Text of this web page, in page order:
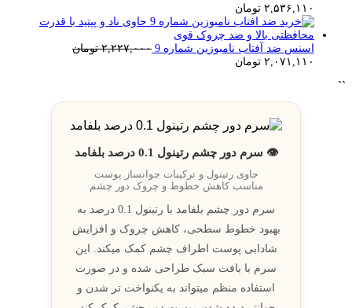
۲,۵۳۶,۱۱۰ تومان
اسنس ضد آفتاب نامبوزین شماره 9 ۲,۲۲۷,۰۰۰ تومان
۲,۰۷۱,۱۱۰ تومان
``
👁️ سرم دور چشم رتینول 0.1 درصد بلفامد
حاوی رتینول و ترکيبات جوانساز پوست
مناسب کاهش خطوط و چروک دور چشم
سرم دور چشم بلفامد با رتینول 0.1 درصد به
بهبود خطوط سطحی، کاهش چروک و افزایش
شادابی پوست اطراف چشم کمک میکند. اين
سرم با بافت سبک طراحی شده و در صورت
استفاده منظم ميتواند به يکنواخت تر شدن و